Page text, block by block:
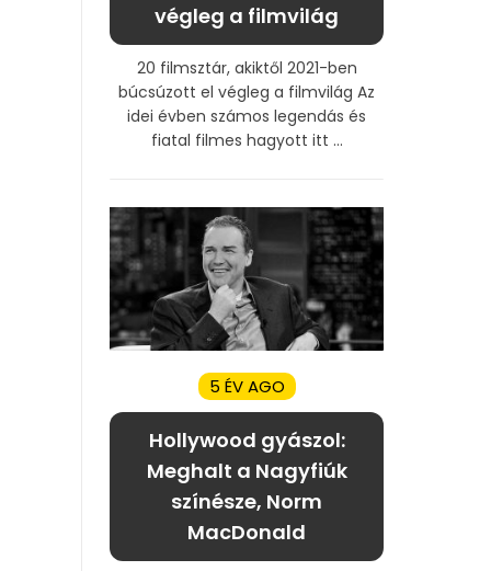
végleg a filmvilág
20 filmsztár, akiktől 2021-ben
búcsúzott el végleg a filmvilág Az
idei évben számos legendás és
fiatal filmes hagyott itt ...
5 ÉV AGO
Hollywood gyászol:
Meghalt a Nagyfiúk
színésze, Norm
MacDonald